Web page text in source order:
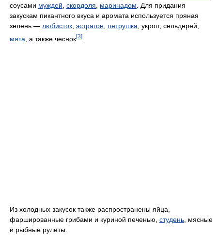
соусами муждей скордоля маринадом . Для придания
закускам пикантного вкуса и аромата используется пряная
зелень — любисток эстрагон петрушка , укроп, сельдерей,
мята , а также чеснок[3]
Из холодных закусок также распространены яйца,
фаршированные грибами и куриной печенью, студень , мясные
и рыбные рулеты.